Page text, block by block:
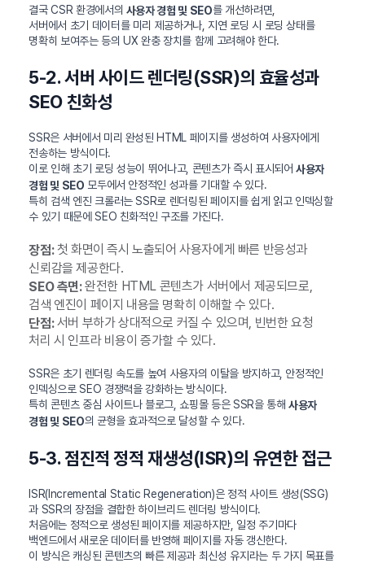
결국 CSR 환경에서의 사용자 경험 및 SEO를 개선하려면,
서버에서 초기 데이터를 미리 제공하거나, 지연 로딩 시 로딩 상태를
명확히 보여주는 등의 UX 완충 장치를 함께 고려해야 한다.
5-2. 서버 사이드 렌더링(SSR)의 효율성과
SEO 친화성
SSR은 서버에서 미리 완성된 HTML 페이지를 생성하여 사용자에게
전송하는 방식이다.
이로 인해 초기 로딩 성능이 뛰어나고, 콘텐츠가 즉시 표시되어사용자
경험 및 SEO 모두에서 안정적인 성과를 기대할 수 있다.
특히 검색 엔진 크롤러는 SSR로 렌더링된 페이지를 쉽게 읽고 인덱싱할
수 있기 때문에 SEO 친화적인 구조를 가진다.
장점:첫 화면이 즉시 노출되어 사용자에게 빠른 반응성과
신뢰감을 제공한다.
SEO 측면:완전한 HTML 콘텐츠가 서버에서 제공되므로,
검색 엔진이 페이지 내용을 명확히 이해할 수 있다.
단점:서버 부하가 상대적으로 커질 수 있으며, 빈번한 요청
처리 시 인프라 비용이 증가할 수 있다.
SSR은 초기 렌더링 속도를 높여 사용자의 이탈을 방지하고, 안정적인
인덱싱으로 SEO 경쟁력을 강화하는 방식이다.
특히 콘텐츠 중심 사이트나 블로그, 쇼핑몰 등은 SSR을 통해사용자
경험 및 SEO의 균형을 효과적으로 달성할 수 있다.
5-3. 점진적 정적 재생성(ISR)의 유연한 접근
ISR(Incremental Static Regeneration)은 정적 사이트 생성(SSG)
과 SSR의 장점을 결합한 하이브리드 렌더링 방식이다.
처음에는 정적으로 생성된 페이지를 제공하지만, 일정 주기마다
백엔드에서 새로운 데이터를 반영해 페이지를 자동 갱신한다.
이 방식은 캐싱된 콘텐츠의 빠른 제공과 최신성 유지라는 두 가지 목표를